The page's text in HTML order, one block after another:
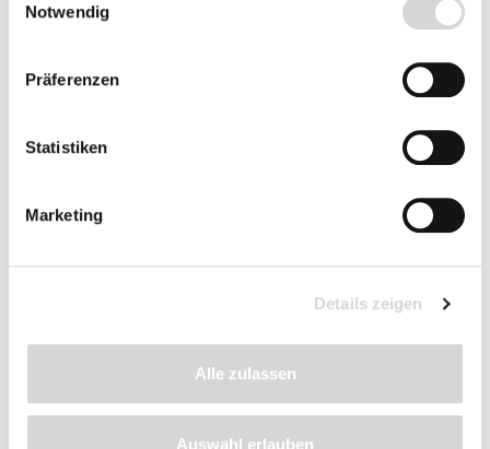
Notwendig
Präferenzen
Statistiken
Marketing
Details zeigen
Alle zulassen
Auswahl erlauben
PrecisionCut (Art.Nr.
Gesamtlänge 41 cm
GARDENA
TeleCut (Art.Nr.
K79328)
teleskopierbar
Klingenlänge 23 cm